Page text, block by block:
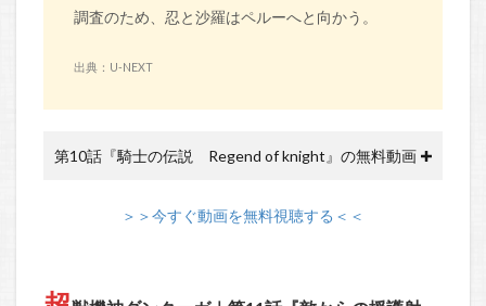
調査のため、忍と沙羅はペルーへと向かう。
出典：U-NEXT
第10話『騎士の伝説 Regend of knight』の無料動画
＞＞今すぐ動画を無料視聴する＜＜